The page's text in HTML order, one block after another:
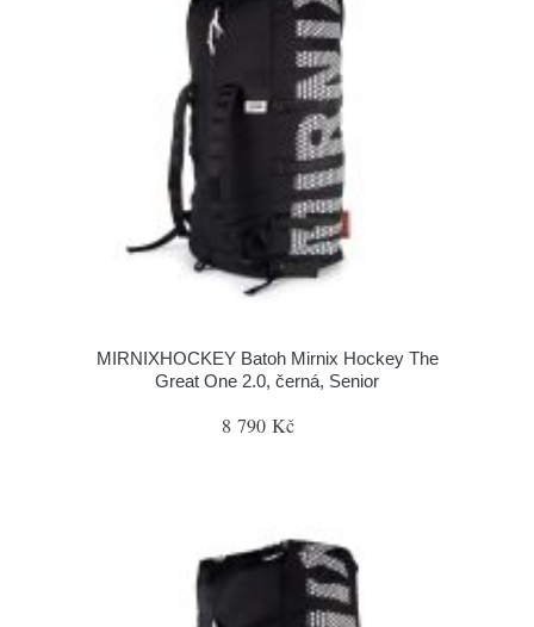
MIRNIXHOCKEY Batoh Mirnix Hockey The
Great One 2.0, černá, Senior
8 790 Kč